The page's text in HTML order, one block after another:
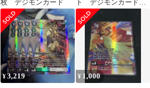
枚 デジモンカード
ト デジモンカード
まとめ売り デュアル
レボリューション
¥3,219 ¥ 1,000